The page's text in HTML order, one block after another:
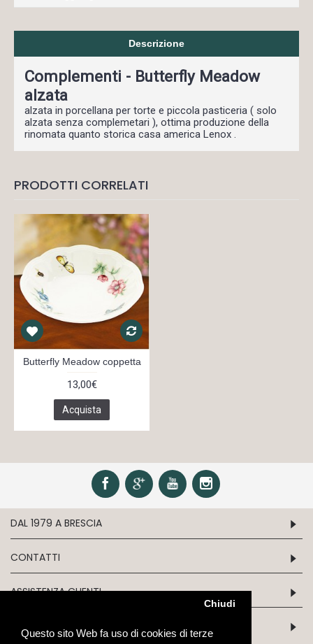
Questo sito Web fa uso di cookies di terze
Chiudi
Descrizione
Complementi - Butterfly Meadow
alzata
alzata in porcellana per torte e piccola pasticeria ( solo
alzata senza complemetari ), ottima produzione della
rinomata quanto storica casa america Lenox .
PRODOTTI CORRELATI
Butterfly Meadow coppetta
13,00€
Acquista
DAL 1979 A BRESCIA
CONTATTI
ASSISTENZA CLIENTI
INFORMATION